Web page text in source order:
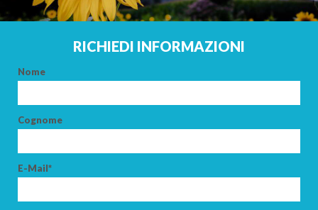
RICHIEDI INFORMAZIONI
Nome
Cognome
E-Mail*